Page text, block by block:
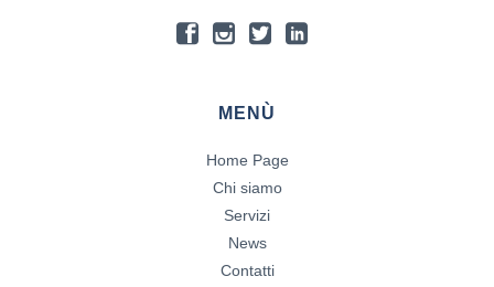
MENÙ
Home Page
Chi siamo
Servizi
News
Contatti